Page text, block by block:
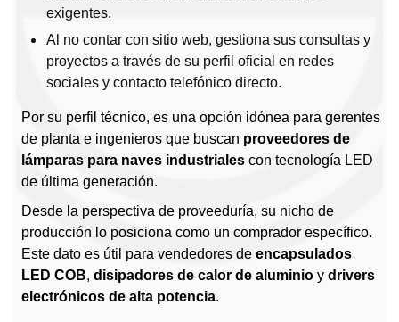
exigentes.
Al no contar con sitio web, gestiona sus consultas y
proyectos a través de su perfil oficial en redes
sociales y contacto telefónico directo.
Por su perfil técnico, es una opción idónea para gerentes
de planta e ingenieros que buscan proveedores de
lámparas para naves industriales con tecnología LED
de última generación.
Desde la perspectiva de proveeduría, su nicho de
producción lo posiciona como un comprador específico.
Este dato es útil para vendedores de encapsulados
LED COB, disipadores de calor de aluminio y drivers
electrónicos de alta potencia.